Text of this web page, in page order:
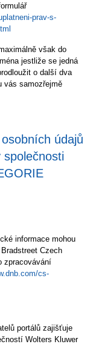
prav-s-
však do
jestliže se jedná
o další dva
vás samozřejmě
údajů
informace mohou
Czech
zpracovávání
cs-
portálů zajišťuje
Wolters Kluwer